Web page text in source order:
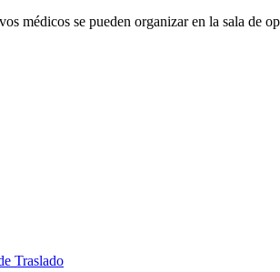
médicos se pueden organizar en la sala de
Traslado